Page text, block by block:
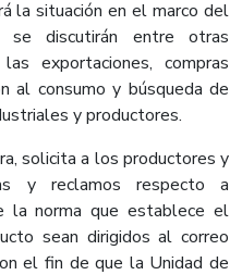
la situación en el marco del
se discutirán entre otras
exportaciones, compras
al consumo y búsqueda de
y productores.
solicita a los productores y
y reclamos respecto a
la norma que establece el
sean dirigidos al correo
el fin de que la Unidad de